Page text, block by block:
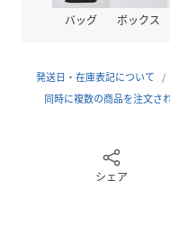
・新商品やお得な情報
※キャンペーンやフェア
やや異なって見える場合
※サンプルで撮影してい
バッグ ボックス
発送日・在庫表記について
同時に複数の商品を注文さ
シェア